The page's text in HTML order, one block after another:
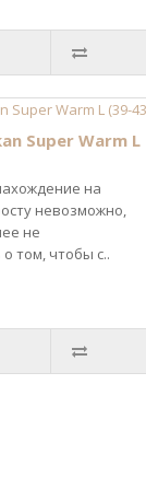
Super Warm L
на
невозможно,
не
том, чтобы с..